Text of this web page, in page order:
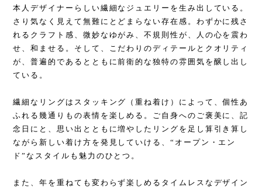
本人デザイナーらしい繊細なジュエリーを生み出している。
さり気なく見えて無難にとどまらない存在感。わずかに残さ
れるクラフト感、微妙なゆがみ、不規則性が、人の心を震わ
せ、和ませる。そして、こだわりのディテールとクオリティ
が、普遍的であるとともに前衛的な独特の雰囲気を醸し出し
ている。
繊細なリングはスタッキング（重ね着け）によって、個性あ
ふれる幾通りもの表情を楽しめる。ご自身へのご褒美に、記
念日にと、思い出とともに増やしたリングを足し算引き算し
ながら新しい着け方を発見していける、“オープン・エン
ド”なスタイルも魅力のひとつ。
また、年を重ねても変わらず楽しめるタイムレスなデザイン